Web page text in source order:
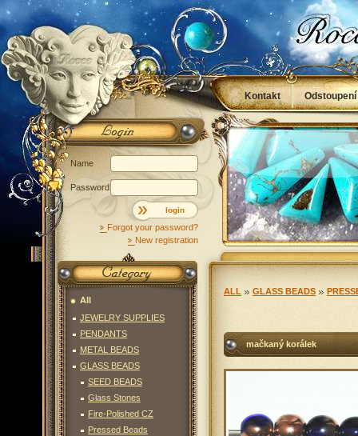
ALL GLASS BEADS
mačkaný korálek
All
JEWELRY SUPPLIES
PENDANTS
METAL BEADS
GLASS BEADS
SEED BEADS
Glass Stones
Fire-Polished CZ
Pressed Beads
Kontakt
Obchodní podmínky
Name
Password
login
Forgot your password?
New registration